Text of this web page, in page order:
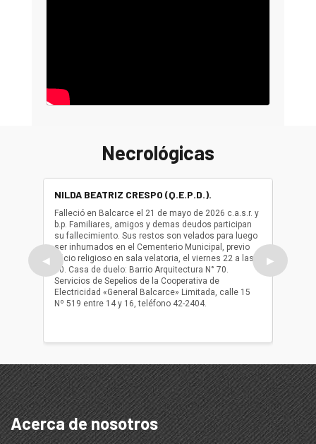
Necrológicas
◀
NILDA BEATRIZ CRESPO (Q.E.P.D.).
Falleció en Balcarce el 21 de mayo de 2026 c.a.s.r. y
b.p. Familiares, amigos y demas deudos participan
su fallecimiento. Sus restos son velados para luego
ser inhumados en el Cementerio Municipal, previo
oficio religioso en sala velatoria, el viernes 22 a las
10. Casa de duelo: Barrio Arquitectura N° 70.
Servicios de Sepelios de la Cooperativa de
Electricidad «General Balcarce» Limitada, calle 15
Nº 519 entre 14 y 16, teléfono 42-2404.
ser
oficio
▶
Acerca de nosotros